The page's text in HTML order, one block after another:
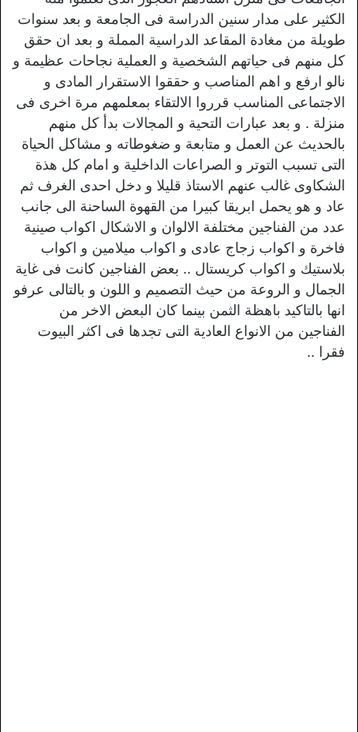
الكثير على مدار سنين الدراسة فى الجامعة و بعد سنوات
طويلة من مغادة المقاعد الدراسية المملة و بعد ان حقق
كل منهم فى حياتهم الشخصية و العملية نجاحات عظيمة و
نالو ارفع و اهم المناصب و حققوا الاستقرار المادى و
الاجتماعى المناسب قرروا الالتقاء بمعلمهم مرة اخرى فى
منزلة . و بعد عبارات التحية و المجالات بدأ كل منهم
بالحديث عن العمل و متابعة و ضغوطاته و مشاكل الحياة
التى تسبب التوتر و الصراعات الداخلية و امام كل هذة
الشكاوى غالب عنهم الاستاذ قليلا و دخل احدى الغرف ثم
عاد و هو يحمل ابريقا كبيرا من القهوة الساحنة الى جانب
عدد من الفناجين مختلفة الالوان و الاشكال اكواب صينية
فاخرة و اكواب زجاج عادى و اكواب ميلامين و اكواب
بلاستيك و اكواب كريستال .. بعض الفناجين كانت فى غاية
الجمال و الروعة من حيث التصميم و اللون و بالتالى عرفو
انها بالتاكيد باهظة الثمن بينما كان البعض الاخر من
الفناجين من الانواع العادية التى تجدها فى اكثر البيوت
فقرا ..